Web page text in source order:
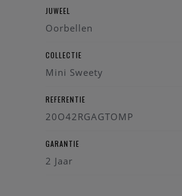
JUWEEL
Oorbellen
COLLECTIE
Mini Sweety
REFERENTIE
20O42RGAGTOMP
GARANTIE
2 Jaar